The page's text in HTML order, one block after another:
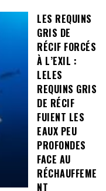
LES REQUINS
GRIS DE
RÉCIF FORCÉS
À L’EXIL :
LELES
REQUINS GRIS
DE RÉCIF
FUIENT LES
EAUX PEU
PROFONDES
FACE AU
RÉCHAUFFEME
NT